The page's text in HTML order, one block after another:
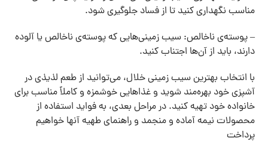
مناسب نگهداری کنید تا از فساد جلوگیری شود.
– پوسته‌ی ناخالص: سیب زمینی‌هایی که پوسته‌ی ناخالص یا آلوده
دارند، باید از آن‌ها اجتناب کنید.
با انتخاب بهترین سیب زمینی خلال، می‌توانید از طعم لذیذی در
آشپزی خود بهره‌مند شوید و غذاهایی خوشمزه و کاملاً مناسب برای
خانواده خود تهیه کنید. در مراحل بعدی، به فواید استفاده از
محصولات نیمه آماده و منجمد و راهنمای طهیه آنها خواهیم
پرداخت